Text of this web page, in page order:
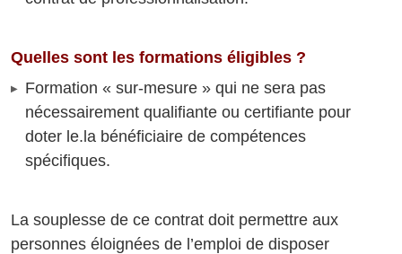
Quelles sont les formations éligibles ?
Formation « sur-mesure » qui ne sera pas
nécessairement qualifiante ou certifiante pour
doter le.la bénéficiaire de compétences
spécifiques.
La souplesse de ce contrat doit permettre aux
personnes éloignées de l’emploi de disposer